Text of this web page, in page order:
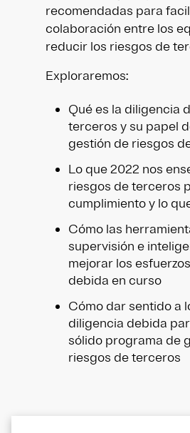
recomendadas para
colaboración entre los
reducir los riesgos de
Exploraremos:
Qué es la diligencia
terceros y su papel
gestión de riesgos
Lo que 2022 nos
riesgos de terceros
cumplimiento y lo
Cómo las
supervisión e
mejorar los
debida en curso
Cómo dar sentido a
diligencia debida
sólido programa de
riesgos de terceros